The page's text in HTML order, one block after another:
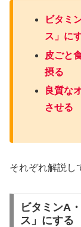
ビタミ
ス」に
皮ごと
摂る
良質な
させる
それぞれ解説し
ビタミンA
ス」にする